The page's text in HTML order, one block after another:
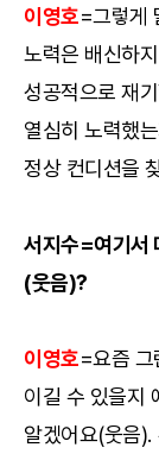
이영호=그렇게
노력은 배신하
성공적으로 재
열심히 노력했
정상 컨디션을
서지수=여기서
(웃음)?
이영호=요즘 그
이길 수 있을지
알겠어요(웃음